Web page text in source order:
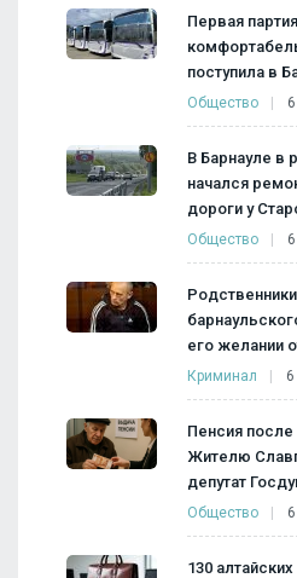
Первая
поступила в
Общество
В Барнауле в
начался
дороги у
Общество
его желании
Криминал
Пенсия
Жителю
депутат
Общество
130